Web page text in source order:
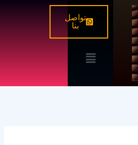
تواصل
بنا
القائمة